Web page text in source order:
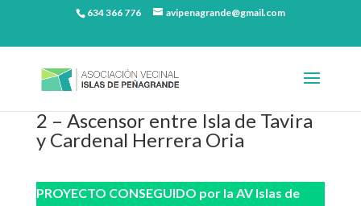
634 366 776 avipenagrande@gmail.com
2 – Ascensor entre Isla de Tavira
y Cardenal Herrera Oria
PROYECTO CONSEGUIDO por la AV Islas de